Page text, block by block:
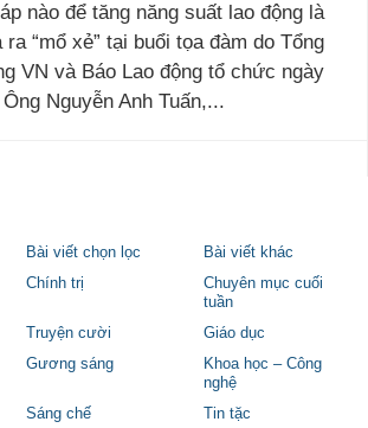
nào để tăng năng suất lao động là
“mổ xẻ” tại buổi tọa đàm do Tổng
VN và Báo Lao động tổ chức ngày
Nguyễn Anh Tuấn,...
Bài viết chọn lọc
Bài viết khác
Chính trị
Chuyên mục cuối
tuần
Truyện cười
Giáo dục
Gương sáng
Khoa học – Công
nghệ
Sáng chế
Tin tặc